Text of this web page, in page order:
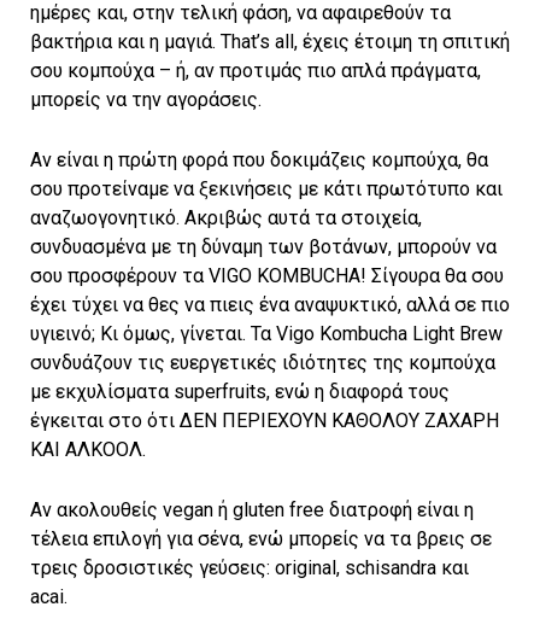
ημέρες και, στην τελική φάση, να αφαιρεθούν τα
βακτήρια και η μαγιά. That’s all, έχεις έτοιμη τη σπιτική
σου κομπούχα – ή, αν προτιμάς πιο απλά πράγματα,
μπορείς να την αγοράσεις.
Αν είναι η πρώτη φορά που δοκιμάζεις κομπούχα, θα
σου προτείναμε να ξεκινήσεις με κάτι πρωτότυπο και
αναζωογονητικό. Ακριβώς αυτά τα στοιχεία,
συνδυασμένα με τη δύναμη των βοτάνων, μπορούν να
σου προσφέρουν τα VIGO KOMBUCHA! Σίγουρα θα σου
έχει τύχει να θες να πιεις ένα αναψυκτικό, αλλά σε πιο
υγιεινό; Κι όμως, γίνεται. Τα Vigo Kombucha Light Brew
συνδυάζουν τις ευεργετικές ιδιότητες της κομπούχα
με εκχυλίσματα superfruits, ενώ η διαφορά τους
έγκειται στο ότι ΔΕΝ ΠΕΡΙΕΧΟΥΝ ΚΑΘΟΛΟΥ ΖΑΧΑΡΗ
ΚΑΙ ΑΛΚΟΟΛ.
Αν ακολουθείς vegan ή gluten free διατροφή είναι η
τέλεια επιλογή για σένα, ενώ μπορείς να τα βρεις σε
τρεις δροσιστικές γεύσεις: original, schisandra και
acai.